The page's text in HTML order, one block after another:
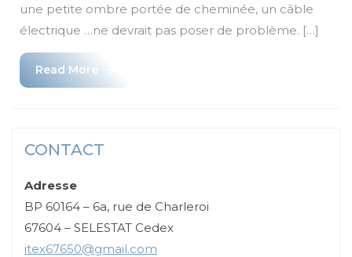
une petite ombre portée de cheminée, un câble
électrique …ne devrait pas poser de problème. […]
Read More
More
CONTACT
Adresse
BP 60164 – 6a, rue de Charleroi
67604 – SELESTAT Cedex
itex67650@gmail.com